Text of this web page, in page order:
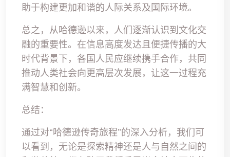
助于构建更加和谐的人际关系及国际环境。
总之，从哈德逊以来，人们逐渐认识到文化交
融的重要性。在信息高度发达且便捷传播的大
时代背景下，各国人民应继续携手合作，共同
推动人类社会向更高层次发展，让这一过程充
满智慧和创新。
总结：
通过对“哈德逊传奇旅程”的深入分析，我们可
以看到，无论是探索精神还是人与自然之间的